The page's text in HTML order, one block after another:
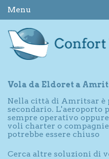
Menu
Vola da Eldoret a
Nella città di Amritsar è
secondario. L'aeroporto
sempre operativo
voli charter o
potrebbe essere chiuso
Cerca altre soluzioni di